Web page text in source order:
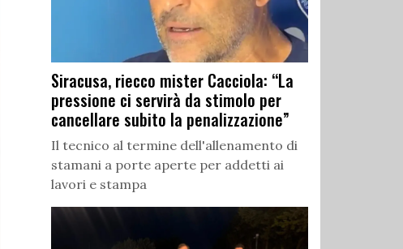
Siracusa, riecco mister Cacciola: “La
pressione ci servirà da stimolo per
cancellare subito la penalizzazione”
Il tecnico al termine dell'allenamento di
stamani a porte aperte per addetti ai
lavori e stampa